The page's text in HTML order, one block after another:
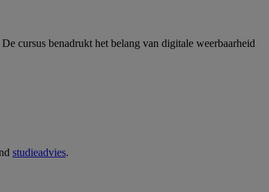
cursus benadrukt het belang van digitale weerbaarheid
studieadvies.